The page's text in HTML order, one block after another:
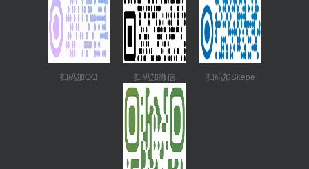
扫码加QQ 扫码加微信 扫码加Skepe